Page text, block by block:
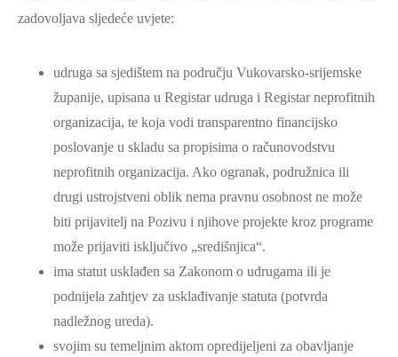
zadovoljava sljedeće uvjete:
udruga sa sjedištem na području Vukovarsko-srijemske
županije, upisana u Registar udruga i Registar neprofitnih
organizacija, te koja vodi transparentno financijsko
poslovanje u skladu sa propisima o računovodstvu
neprofitnih organizacija. Ako ogranak, podružnica ili
drugi ustrojstveni oblik nema pravnu osobnost ne može
biti prijavitelj na Pozivu i njihove projekte kroz programe
može prijaviti isključivo „središnjica“.
ima statut usklađen sa Zakonom o udrugama ili je
podnijela zahtjev za usklađivanje statuta (potvrda
nadležnog ureda).
svojim su temeljnim aktom opredijeljeni za obavljanje